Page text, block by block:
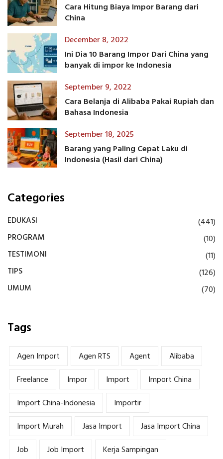
Cara Hitung Biaya Impor Barang dari
China
December 8, 2022
Ini Dia 10 Barang Impor Dari China yang
banyak di impor ke Indonesia
September 9, 2022
Cara Belanja di Alibaba Pakai Rupiah dan
Bahasa Indonesia
September 18, 2025
Barang yang Paling Cepat Laku di
Indonesia (Hasil dari China)
Categories
EDUKASI
(441)
PROGRAM
(10)
TESTIMONI
(11)
TIPS
(126)
UMUM
(70)
Tags
Agen Import Agen RTS Agent
Alibaba
Freelance
Impor Import
Import China
Import China-Indonesia
Importir
Import Murah
Jasa Import
Jasa Import China
Job
Job Import
Kerja Sampingan